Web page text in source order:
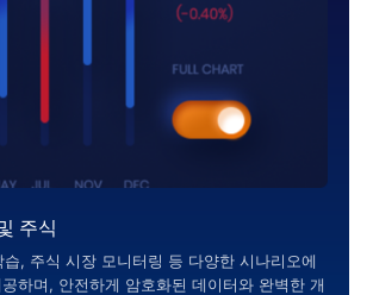
주식
, 주식 시장 모니터링 등 다양한 시나리오에
하며, 안전하게 암호화된 데이터와 완벽한 개